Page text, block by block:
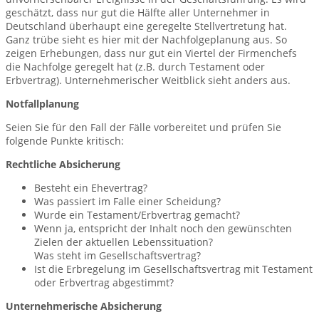
geschätzt, dass nur gut die Hälfte aller Unternehmer in
Deutschland überhaupt eine geregelte Stellvertretung hat.
Ganz trübe sieht es hier mit der Nachfolgeplanung aus. So
zeigen Erhebungen, dass nur gut ein Viertel der Firmenchefs
die Nachfolge geregelt hat (z.B. durch Testament oder
Erbvertrag). Unternehmerischer Weitblick sieht anders aus.
Notfallplanung
Seien Sie für den Fall der Fälle vorbereitet und prüfen Sie
folgende Punkte kritisch:
Rechtliche Absicherung
Besteht ein Ehevertrag?
Was passiert im Falle einer Scheidung?
Wurde ein Testament/Erbvertrag gemacht?
Wenn ja, entspricht der Inhalt noch den gewünschten
Zielen der aktuellen Lebenssituation?
Was steht im Gesellschaftsvertrag?
Ist die Erbregelung im Gesellschaftsvertrag mit Testament
oder Erbvertrag abgestimmt?
Unternehmerische Absicherung